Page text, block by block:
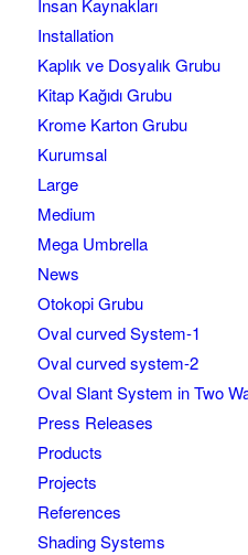
İnsan Kaynakları
Installation
Kaplık ve Dosyalık Grubu
Kitap Kağıdı Grubu
Krome Karton Grubu
Kurumsal
Large
Medium
Mega Umbrella
News
Otokopi Grubu
Oval curved System-1
Oval curved system-2
Oval Slant System in Two
Press Releases
Products
Projects
References
Shading Systems